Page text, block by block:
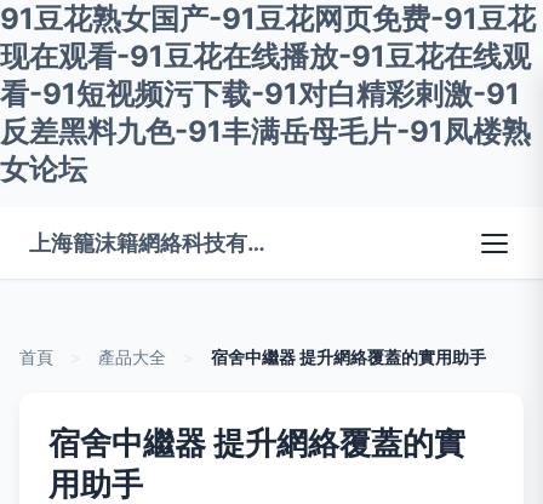
91豆花熟女国产-91豆花网页免费-91豆花
现在观看-91豆花在线播放-91豆花在线观
看-91短视频污下载-91对白精彩剌激-91
反差黑料九色-91丰满岳母毛片-91凤楼熟
女论坛
上海籠沫籍網絡科技有限公司
首頁 產品大全 宿舍中繼器 提升網絡覆蓋的實用助手
宿舍中繼器 提升網絡覆蓋的實
用助手